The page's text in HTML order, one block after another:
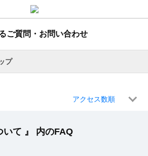
ご質問・お問い合わせ
プ
アクセス数順
いて 』 内のFAQ